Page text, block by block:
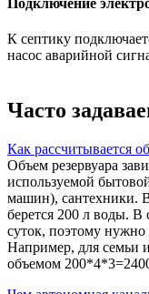
К септику
насос аварийной
Часто
Как рассчитывается
Объем резервуара
используемой
машин), сантехники.
берется 200 л воды. В
суток, поэтому нужно
Например, для семьи
объемом